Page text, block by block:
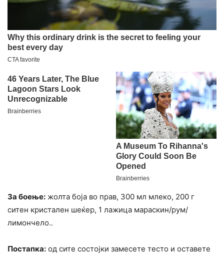
За боење: жолта боја во прав, 300 мл млеко, 200 г
ситен кристален шеќер, 1 лажица мараскин/рум/
лимончело..
Постапка: од сите состојки замесете тесто и оставете